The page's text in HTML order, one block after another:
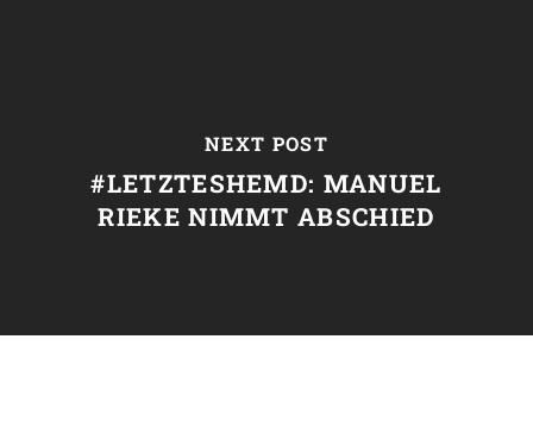
NEXT POST
#LETZTESHEMD: MANUEL
RIEKE NIMMT ABSCHIED